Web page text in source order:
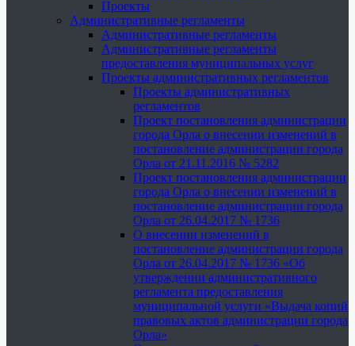
Проекты
Административные регламенты
Административные регламенты
Административные регламенты
предоставления муниципальных услуг
Проекты административных регламентов
Проекты административных
регламентов
Проект постановления администрации
города Орла о внесении изменений в
постановление администрации города
Орла от 21.11.2016 № 5282
Проект постановления администрации
города Орла о внесении изменений в
постановление администрации города
Орла от 26.04.2017 № 1736
О внесении изменений в
постановление администрации города
Орла от 26.04.2017 № 1736 «Об
утверждении административного
регламента предоставления
муниципальной услуги «Выдача копий
правовых актов администрации города
Орла»